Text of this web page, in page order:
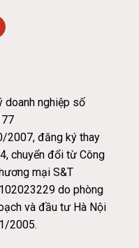
doanh nghiệp số
2007, đăng ký thay
chuyển đổi từ Công
mại S&T
do phòng
và đầu tư Hà Nội
2005.